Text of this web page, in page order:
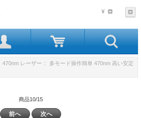
¥
470nm レーザー :: 多モード操作簡単 470nm 高い安定
商品10/15
前へ 次へ